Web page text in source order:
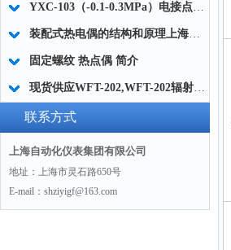
YXC-103（-0.1-0.3MPa）电接点压力表工作原理
装配式热电偶的结构和原理上海自动化仪表三厂告诉你
固定螺纹 热点偶 简介
现货供应WFT-202,WFT-202辐射高温计
联系方式
上海自动化仪表集团有限公司
地址：上海市灵石路650号
E-mail：shziyigf@163.com